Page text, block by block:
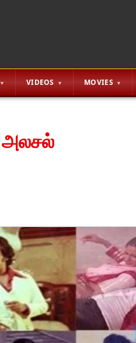
VIDEOS MOVIES
அலசல்